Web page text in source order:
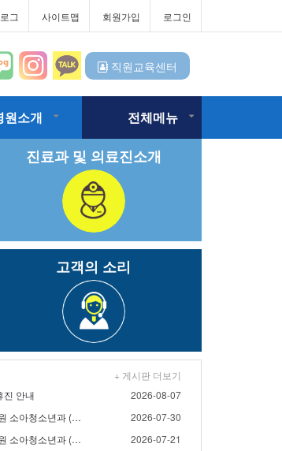
그 사이트맵 회원가입 로그인
직원교육센터
원소개 전체메뉴
진료과 및 의료진소개
고객의 소리
+ 게시판 더보기
진 안내
2026-08-07
- 2026년 8월 대우병원 소아청소년과 (영유아검진) 검…
2026-07-30
- 2026년 7월 대우병원 소아청소년과 (영유아검진) 검…
2026-07-21